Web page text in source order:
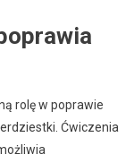
rolę w poprawie
Ćwiczenia